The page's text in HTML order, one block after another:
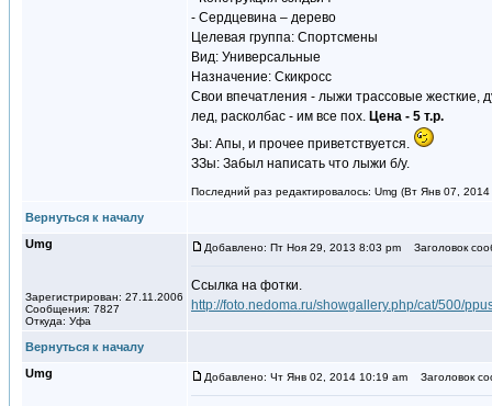
- Сердцевина – дерево
Целевая группа: Спортсмены
Вид: Универсальные
Назначение: Скикросс
Свои впечатления - лыжи трассовые жесткие,
лед, расколбас - им все пох. Цена - 5 т.р.
Зы: Апы, и прочее приветствуется.
ЗЗы: Забыл написать что лыжи б/у.
Последний раз редактировалось: Umg (Вт Янв 07,
Вернуться к началу
Umg
Зарегистрирован: 27.11.2006
Сообщения: 7827
Откуда: Уфа
Добавлено: Пт Ноя 29, 2013 8:03 pm Заголовок
Ссылка на фотки.
http://foto.nedoma.ru/showgallery.php/cat/500/
Вернуться к началу
Umg
Добавлено: Чт Янв 02, 2014 10:19 am Заголовок